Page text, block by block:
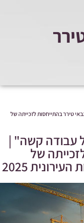
טירר בהתייחסות לזכייתה של
עבודה קשה" |
של
2025